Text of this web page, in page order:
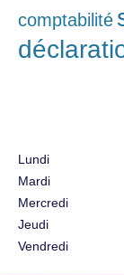
comptabilité
Lundi
Mardi
Mercredi
Jeudi
Vendredi